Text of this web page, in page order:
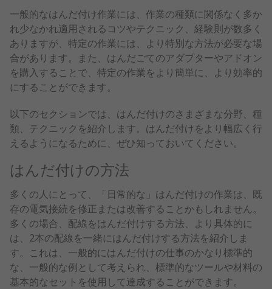
一般的なはんだ付け作業には、作業の種類に関係なく多か
れ少なかれ適用されるコツやテクニック、経験則が数多く
ありますが、特定の作業には、より特別な方法が必要な場
合があります。また、はんだごてのアダプターやアドオン
を購入することで、特定の作業をより簡単に、より効率的
にすることができます。
以下のセクションでは、はんだ付けのさまざまな分野、種
類、テクニックを紹介します。はんだ付けをより幅広く行
えるようになるために、ぜひ知っておいてください。
はんだ付けの方法
多くの人にとって、「日常的な」はんだ付けの作業は、既
存の電気接続を修正または改善することかもしれません。
多くの場合、配線をはんだ付けする方法、より具体的に
は、2本の配線を一緒にはんだ付けする方法を紹介しま
す。これは、一般的にはんだ付けの仕事のかなり標準的
な、一般的な例として考えられ、標準的なツールや材料の
基本的なセットを使用して達成することができます。